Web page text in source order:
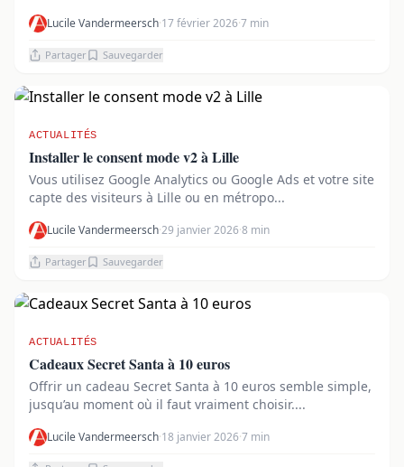
Lucile Vandermeersch·17 février 2026·7 min
Partager Sauvegarder
ACTUALITÉS
Installer le consent mode v2 à Lille
Vous utilisez Google Analytics ou Google Ads et votre site
capte des visiteurs à Lille ou en métropo...
Lucile Vandermeersch·29 janvier 2026·8 min
Partager Sauvegarder
ACTUALITÉS
Cadeaux Secret Santa à 10 euros
Offrir un cadeau Secret Santa à 10 euros semble simple,
jusqu’au moment où il faut vraiment choisir....
Lucile Vandermeersch·18 janvier 2026·7 min